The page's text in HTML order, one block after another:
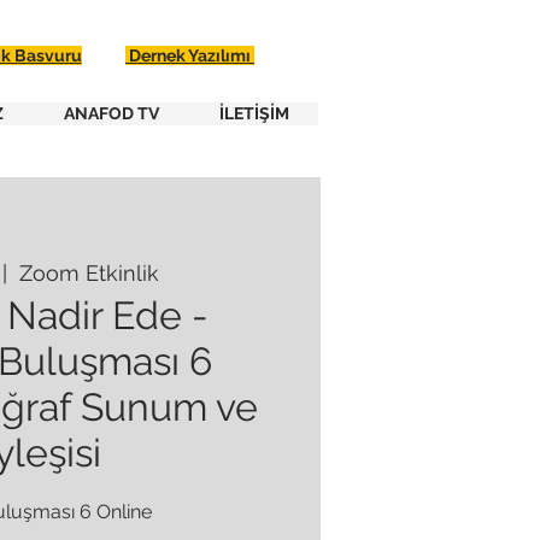
Basvuru Dernek Yazılımı
ANAFOD TV İLETİŞİM
Zoom Etkinlik
Ede -
6
Sunum ve
6 Online